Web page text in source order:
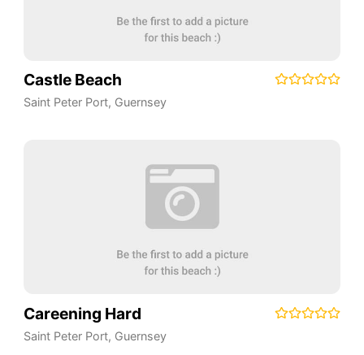
Castle Beach
Saint Peter Port, Guernsey
Careening Hard
Saint Peter Port, Guernsey